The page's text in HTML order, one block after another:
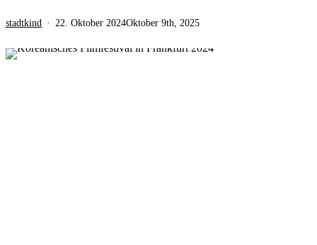
stadtkind 22. Oktober 2024Oktober 9th, 2025